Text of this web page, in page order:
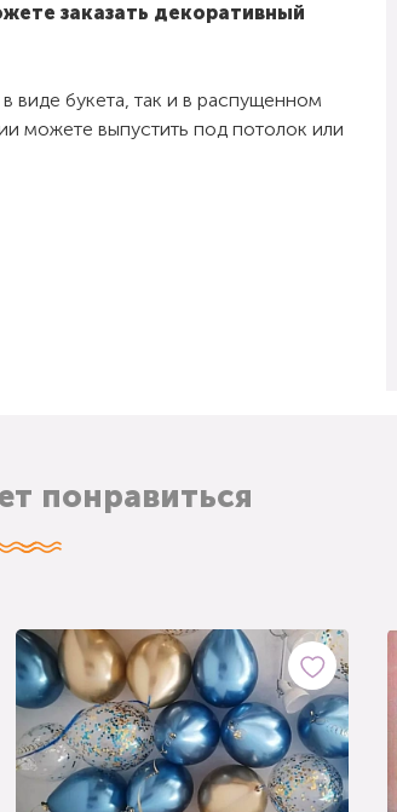
заказать декоративный
виде букета, так и в распущенном
можете выпустить под потолок или
понравиться